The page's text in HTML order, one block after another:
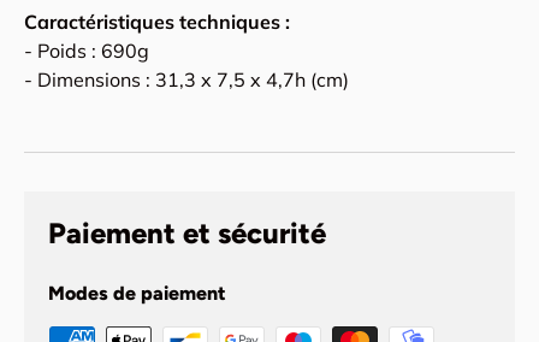
Caractéristiques techniques :
- Poids : 690g
- Dimensions : 31,3 x 7,5 x 4,7h (cm)
Paiement et sécurité
Modes de paiement